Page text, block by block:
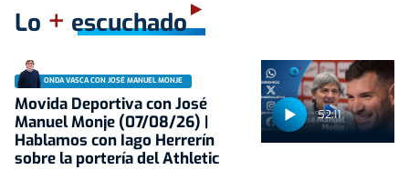
Lo + escuchado
52:11
ONDA VASCA CON JOSÉ MANUEL MONJE
Movida Deportiva con José
Manuel Monje (07/08/26) |
Hablamos con Iago Herrerín
sobre la portería del Athletic